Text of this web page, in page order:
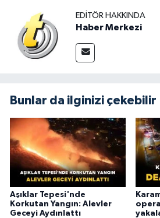
EDITÖR HAKKINDA
Haber Merkezi
Bunlar da ilginizi çekebilir
Aşıklar Tepesi'nde
Korkutan Yangın: Alevler
Geceyi Aydınlattı